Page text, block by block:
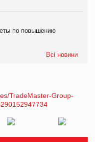
по повышению
Всі новини